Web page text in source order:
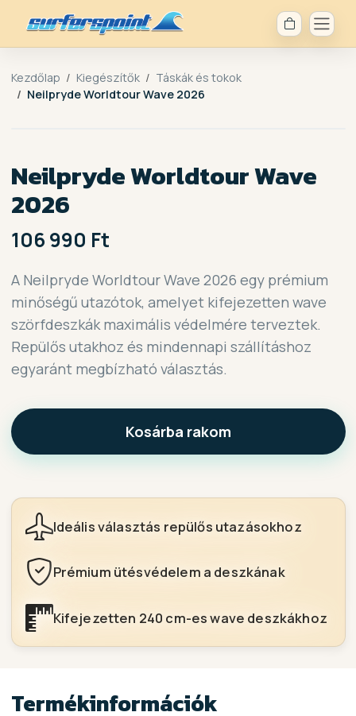
Kezdőlap Kiegészítők
Táskák és tokok
Neilpryde Worldtour Wave 2026
Neilpryde Worldtour Wave
2026
106 990 Ft
A Neilpryde Worldtour Wave 2026 egy prémium
minőségű utazótok, amelyet kifejezetten wave
szörfdeszkák maximális védelmére terveztek.
Repülős utakhoz és mindennapi szállításhoz
egyaránt megbízható választás.
Kosárba rakom
Ideális választás repülős utazásokhoz
Prémium ütésvédelem a deszkának
Kifejezetten 240 cm-es wave deszkákhoz
Termékinformációk